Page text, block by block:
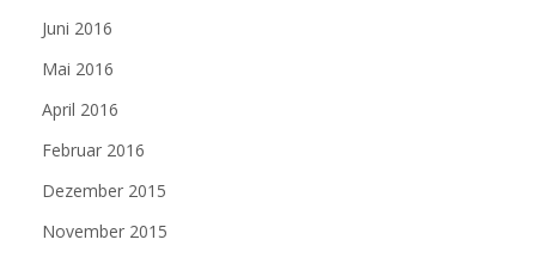
Juni 2016
Mai 2016
April 2016
Februar 2016
Dezember 2015
November 2015